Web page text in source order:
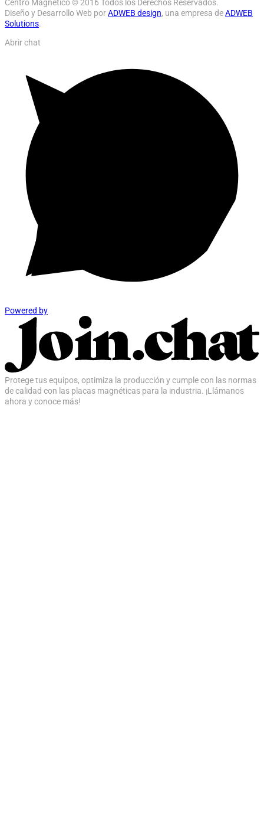
Centro Magnético © 2016 Todos los Derechos Reservados.
Diseño y Desarrollo Web porADWEB design, una empresa deADWEB
Solutions.
Abrir chat
Powered by
Protege tus equipos, optimiza la producción y cumple con las normas
de calidad con las placas magnéticas para la industria. ¡Llámanos
ahora y conoce más!